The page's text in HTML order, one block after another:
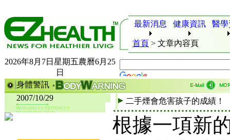
最新消息 健康資訊 醫
首頁 > 文章內容頁
2026年8月7日星期五農曆6月25
日
身體警訊
2007/10/29
二手煙會危害孩子的成績！
根據一項新